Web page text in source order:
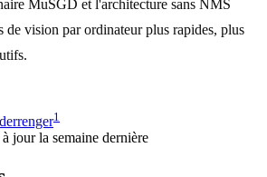
MuSGD et l'architecture sans NMS
de vision par ordinateur plus rapides, plus
1
jour la semaine dernière